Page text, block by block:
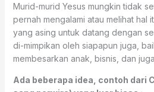
Murid-murid Yesus mungkin tidak
pernah mengalami atau melihat hal
yang asing untuk datang dengan
di-mimpikan oleh siapapun juga,
membesarkan anak, bisnis, dan
Ada beberapa idea, contoh dari